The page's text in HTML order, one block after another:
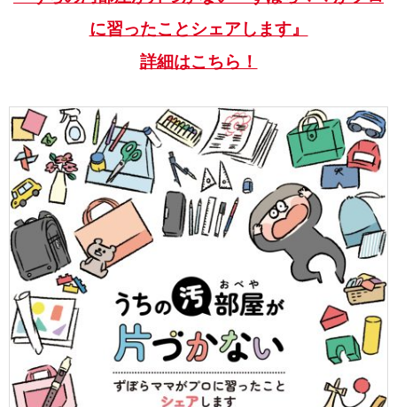
に習ったことシェアします』
詳細はこちら！